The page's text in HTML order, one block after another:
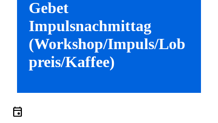
Gebet
Impulsnachmittag
(Workshop/Impuls/Lob
preis/Kaffee)
event